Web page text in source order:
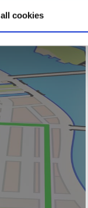
cookies